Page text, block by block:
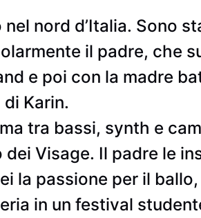
nord d’Italia. Sono
il padre, che
e poi con la madre
Karin.
tra bassi, synth e
Visage. Il padre le
la passione per il
in un festival